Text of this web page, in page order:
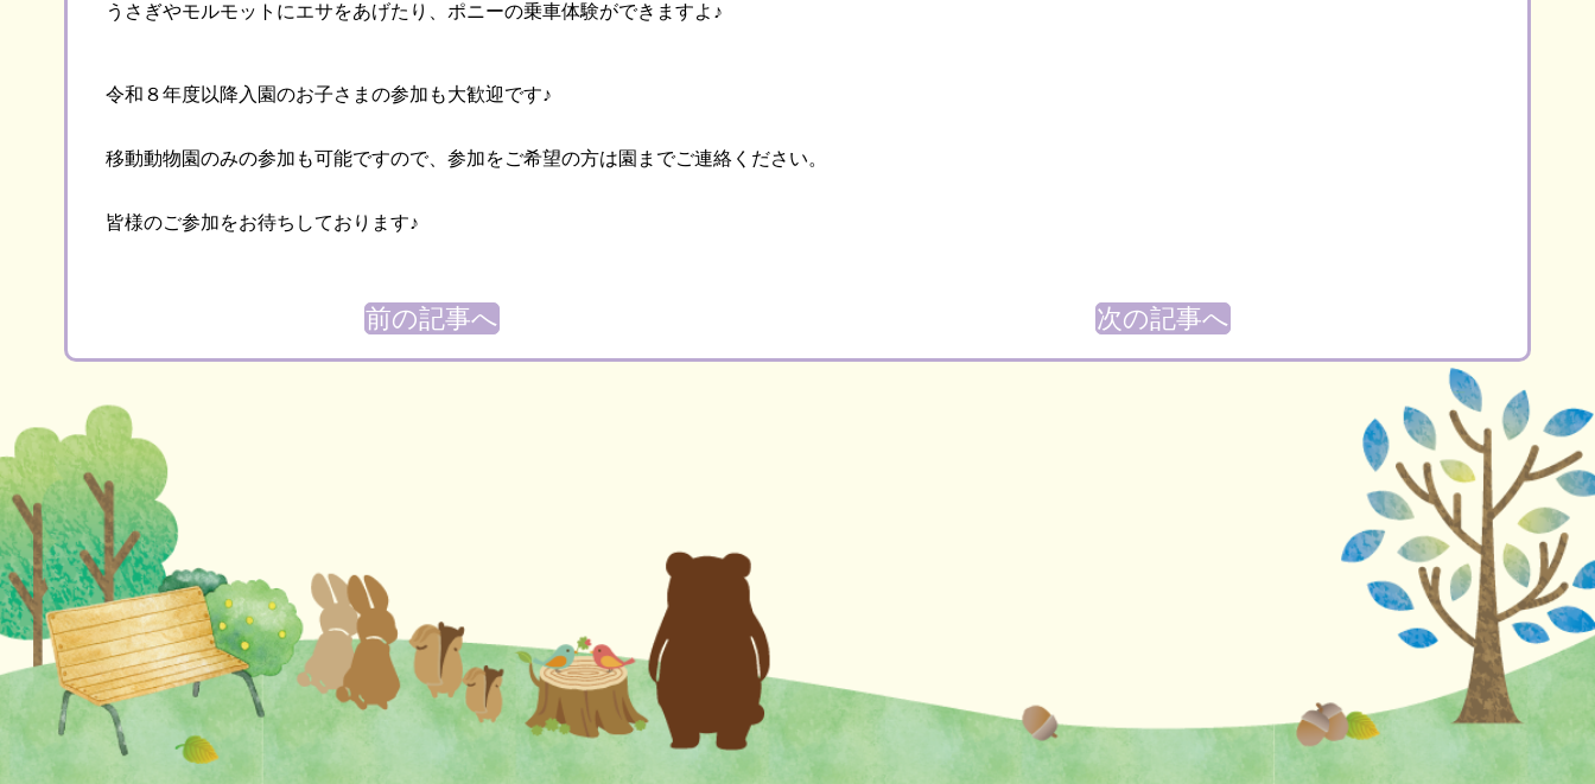
うさぎやモルモットにエサをあげたり、ポニーの乗車体験ができますよ♪
令和８年度以降入園のお子さまの参加も大歓迎です♪
移動動物園のみの参加も可能ですので、参加をご希望の方は園までご連絡ください。
皆様のご参加をお待ちしております♪
前の記事へ 次の記事へ